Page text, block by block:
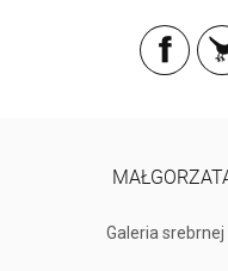
Galeria